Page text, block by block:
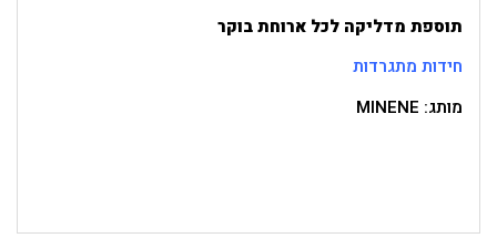
תוספת מדליקה לכל ארוחת בוקר
חידות מתגרדות
מותג: MINENE